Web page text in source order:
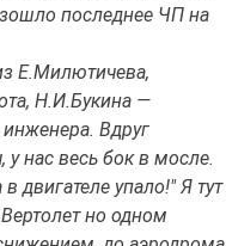
последнее ЧП на
Е.Милютичева,
Н.И.Букина —
Вдруг
нас весь бок в мосле.
двигателе упало!" Я тут
но одном